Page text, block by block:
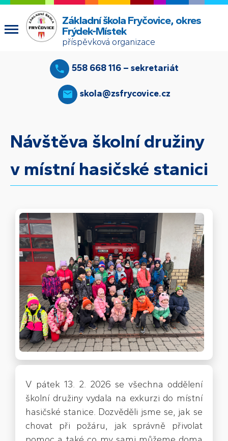
Základní škola Fryčovice, okres
Frýdek-Místek
příspěvková organizace
558 668 116 – sekretariát
skola@zsfrycovice.cz
Návštěva školní družiny
v místní hasičské stanici
V pátek 13. 2. 2026 se všechna oddělení
školní družiny vydala na exkurzi do místní
hasičské stanice. Dozvěděli jsme se, jak se
chovat při požáru, jak správně přivolat